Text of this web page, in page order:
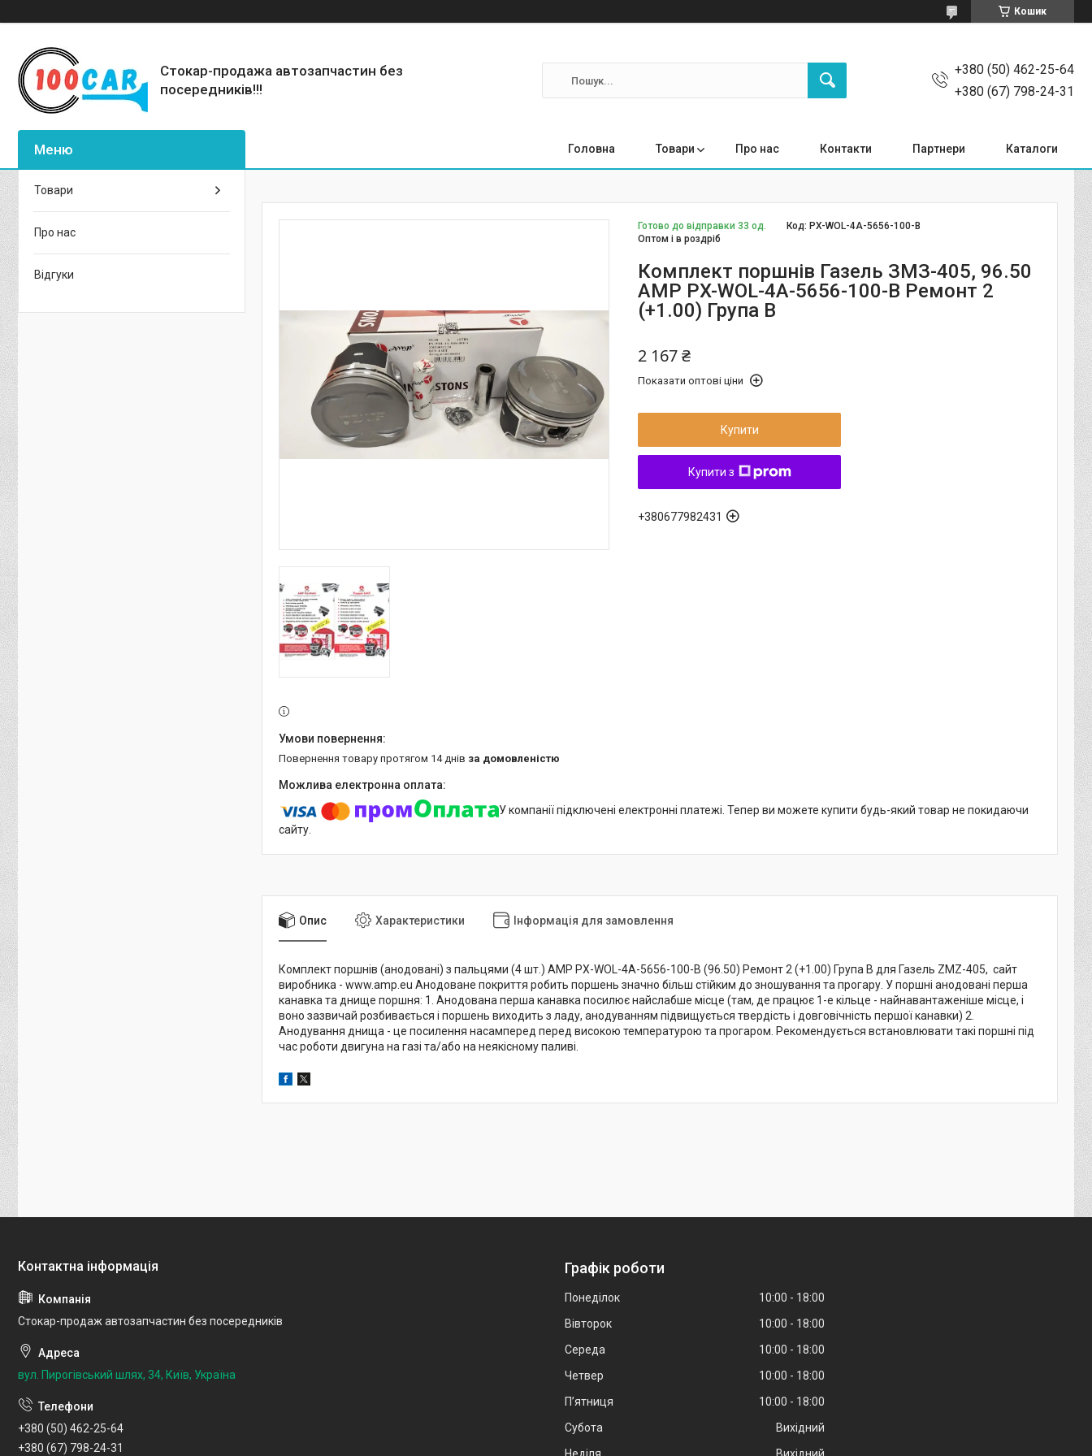
Кошик
Стокар-продажа автозапчастин без
посередників!!!
+380 (50) 462-25-64
+380 (67) 798-24-31
Головна Товари Про нас Контакти Партнери Каталоги
Готово до відправки 33 од.
Оптом і в роздріб
Код: PX-WOL-4A-5656-100-B
Комплект поршнів Газель ЗМЗ-405, 96.50
AMP PX-WOL-4A-5656-100-B Ремонт 2
(+1.00) Група В
2 167 ₴
Показати оптові ціни
Купити
Купити з
+380677982431
повернення товару протягом 14 днів за домовленістю
У компанії підключені електронні платежі. Тепер ви можете купити будь-який товар не покидаючи
сайту.
Опис Характеристики Інформація для замовлення
Комплект поршнів (анодовані) з пальцями (4 шт.) AMP PX-WOL-4A-5656-100-B (96.50) Ремонт 2 (+1.00) Група В для Газель ZMZ-405, сайт
виробника - www.amp.eu Анодоване покриття робить поршень значно більш стійким до зношування та прогару. У поршні анодовані перша
канавка та днище поршня: 1. Анодована перша канавка посилює найслабше місце (там, де працює 1-е кільце - найнавантаженіше місце, і
воно зазвичай розбивається і поршень виходить з ладу, анодуванням підвищується твердість і довговічність першої канавки) 2.
Анодування днища - це посилення насамперед перед високою температурою та прогаром. Рекомендується встановлювати такі поршні під
час роботи двигуна на газі та/або на неякісному паливі.
Товари
Про нас
Відгуки
Стокар-продаж автозапчастин без посередників
вул. Пирогівський шлях, 34, Київ, Україна
+380 (50) 462-25-64
+380 (67) 798-24-31
Графік роботи
Понеділок 10:00
18:00
Вівторок
10:00
18:00
Середа
10:00
18:00
Четвер
10:00
18:00
Пʼятниця
10:00
18:00
Субота
Вихідний